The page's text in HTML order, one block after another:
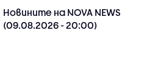
Новините на NOVA NEWS
(09.08.2026 - 20:00)